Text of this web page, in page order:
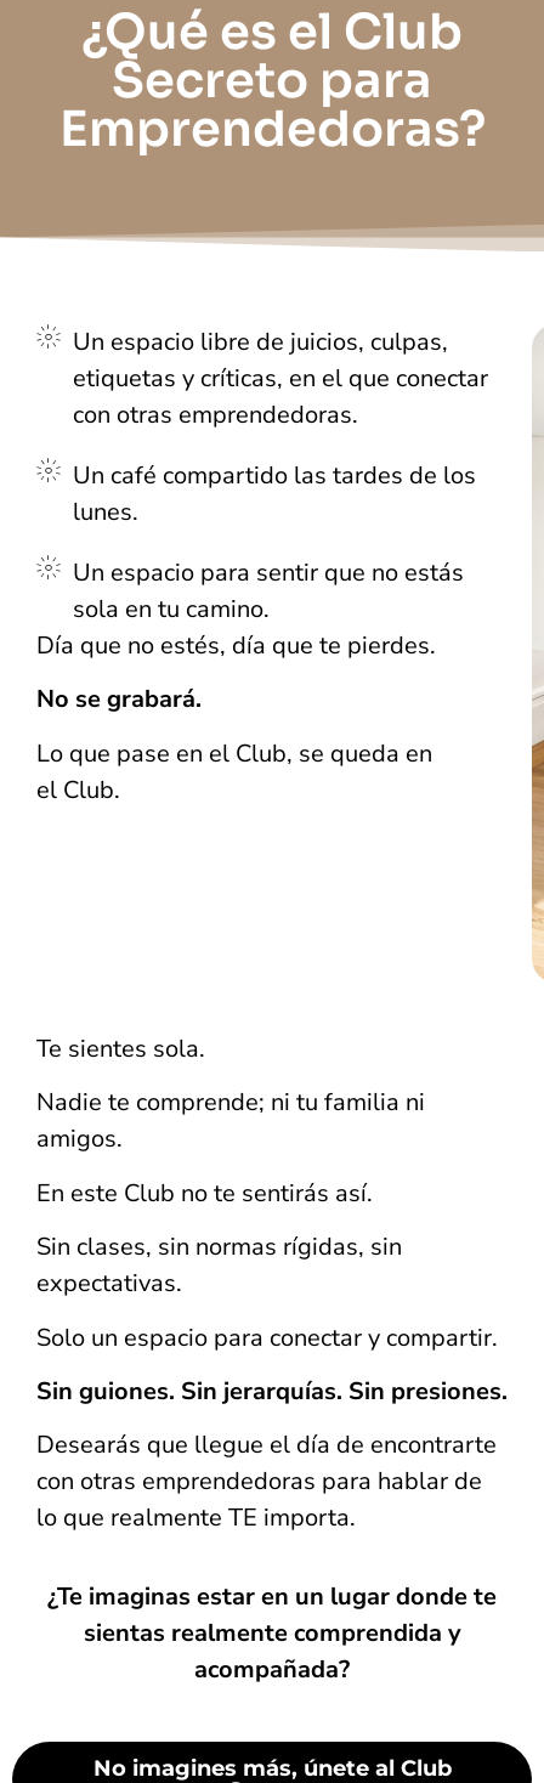
¿Qué es el Club
Secreto para
Emprendedoras?
Un espacio libre de juicios, culpas,
etiquetas y críticas, en el que conectar
con otras emprendedoras.
Un café compartido las tardes de los
lunes.
Un espacio para sentir que no estás
sola en tu camino.
Día que no estés, día que te pierdes.
No se grabará.
Lo que pase en el Club, se queda en
el Club.
Te sientes sola.
Nadie te comprende; ni tu familia ni
amigos.
En este Club no te sentirás así.
Sin clases, sin normas rígidas, sin
expectativas.
Solo un espacio para conectar y compartir.
Sin guiones. Sin jerarquías. Sin presiones.
Desearás que llegue el día de encontrarte
con otras emprendedoras para hablar de
lo que realmente TE importa.
¿Te imaginas estar en un lugar donde te
sientas realmente comprendida y
acompañada?
No imagines más, únete al Club